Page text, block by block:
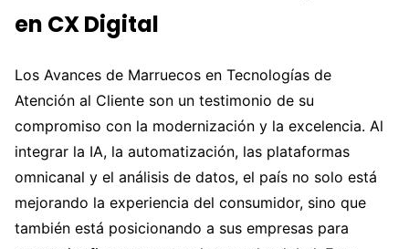
en CX Digital
Los Avances de Marruecos en Tecnologías de
Atención al Cliente son un testimonio de su
compromiso con la modernización y la excelencia. Al
integrar la IA, la automatización, las plataformas
omnicanal y el análisis de datos, el país no solo está
mejorando la experiencia del consumidor, sino que
también está posicionando a sus empresas para